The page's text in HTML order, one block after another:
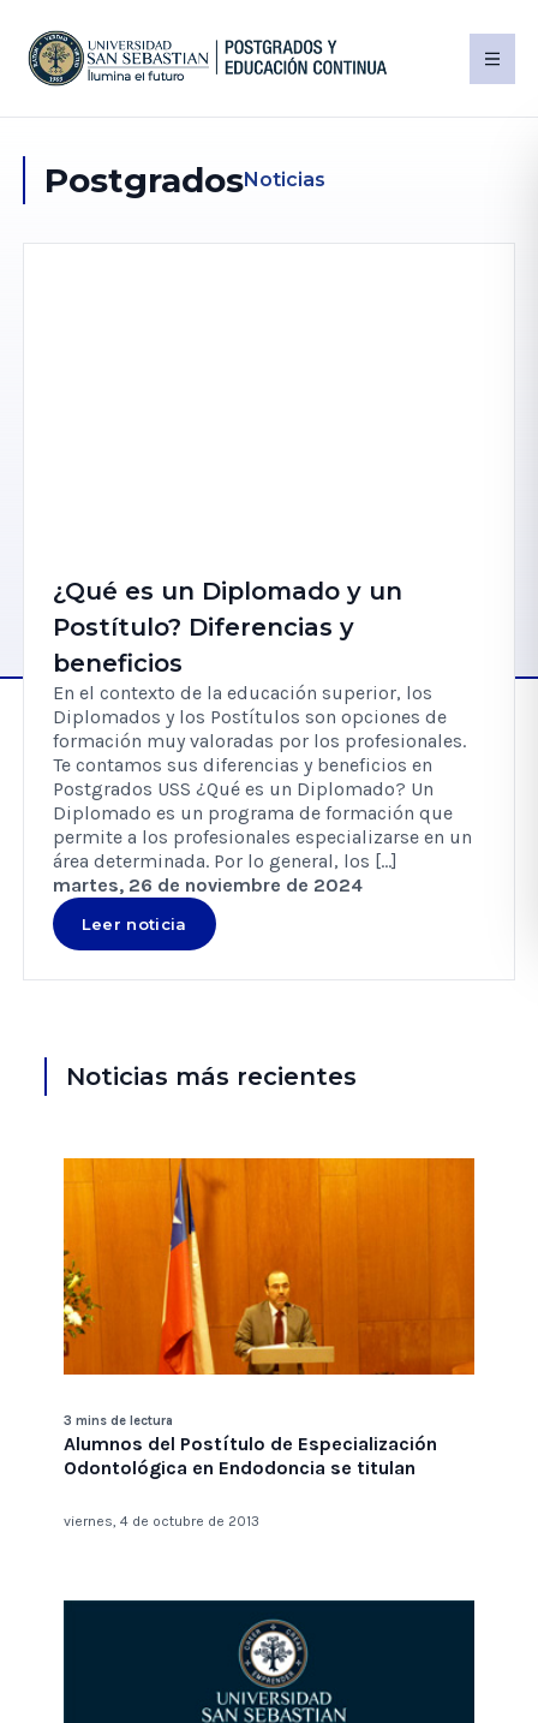
PostgradosNoticias
¿Qué es un Diplomado y un
Postítulo? Diferencias y
beneficios
En el contexto de la educación superior, los
Diplomados y los Postítulos son opciones de
formación muy valoradas por los profesionales.
Te contamos sus diferencias y beneficios en
Postgrados USS ¿Qué es un Diplomado? Un
Diplomado es un programa de formación que
permite a los profesionales especializarse en un
área determinada. Por lo general, los […]
martes, 26 de noviembre de 2024
Leer noticia
Noticias más recientes
3 mins de lectura
Alumnos del Postítulo de Especialización
Odontológica en Endodoncia se titulan
viernes, 4 de octubre de 2013